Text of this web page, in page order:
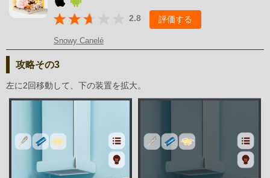
2.8 評価する
Snowy Canelé
攻略その3
左に2回移動して、下の装置を拡大。